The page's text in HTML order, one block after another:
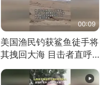
00:09
美国渔民钓获鲨鱼徒手将
其拽回大海 目击者直呼
震惊 （视频来源：参考
消息）